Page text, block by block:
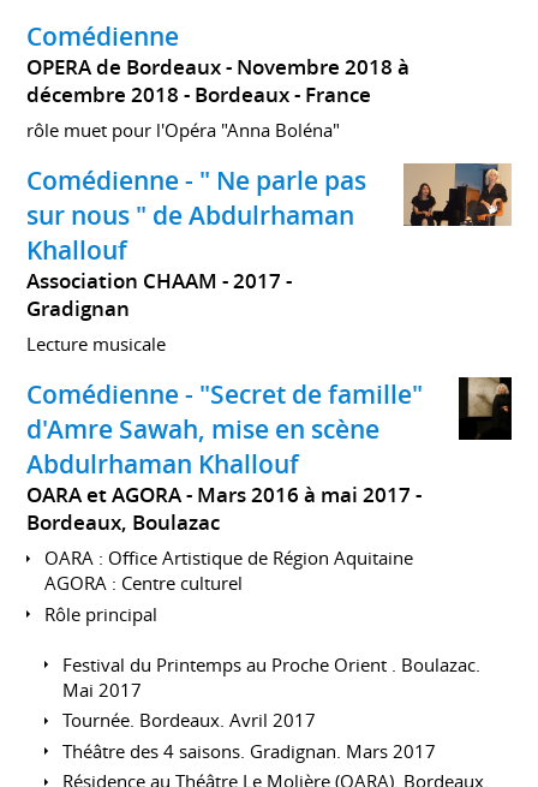
Comédienne
OPERA de Bordeaux
Novembre 2018 à
décembre 2018 Bordeaux France
rôle muet pour l'Opéra "Anna Boléna"
Comédienne - " Ne parle pas
sur nous " de Abdulrhaman
Khallouf
Association CHAAM
2017
Gradignan
Lecture musicale
Comédienne - "Secret de famille"
d'Amre Sawah, mise en scène
Abdulrhaman Khallouf
OARA et AGORA
Mars 2016 à mai 2017
Bordeaux, Boulazac
OARA : Office Artistique de Région Aquitaine
AGORA : Centre culturel
Rôle principal
Festival du Printemps au Proche Orient . Boulazac.
Mai 2017
Tournée. Bordeaux. Avril 2017
Théâtre des 4 saisons. Gradignan. Mars 2017
Résidence au Théâtre Le Molière (OARA). Bordeaux.